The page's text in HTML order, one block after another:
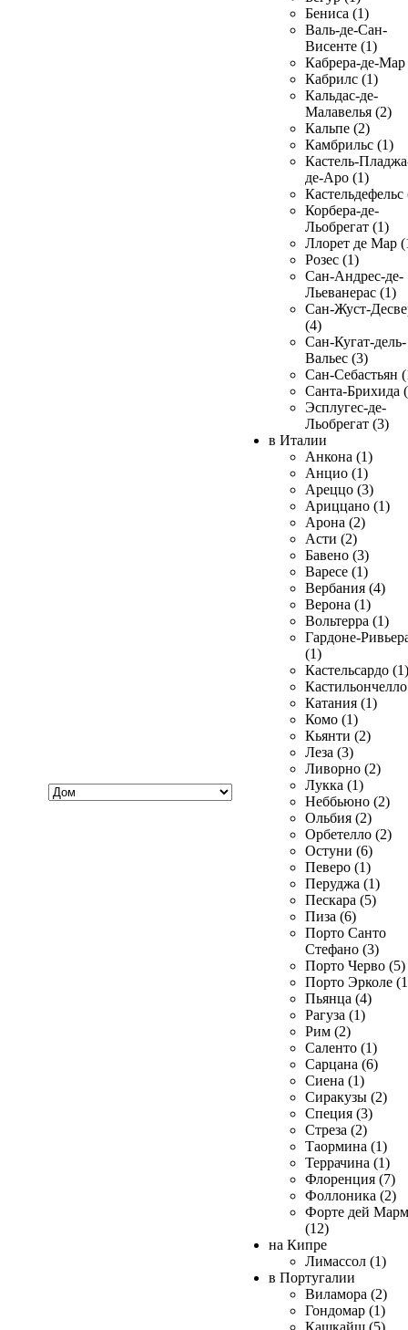
Бениса (1)
Валь-де-Сан-
Висенте (1)
Кабрера-де-Мар
Кабрилс (1)
Кальдас-де-
Малавелья (2)
Кальпе (2)
Камбрильс (1)
Кастель-
де-Аро (1)
Кастельдефельс
Корбера-де-
Льобрегат (1)
Ллорет де Мар
Розес (1)
Сан-Андрес-де-
Льеванерас (1)
Сан-Жуст-
(4)
Сан-Кугат-дель-
Вальес (3)
Сан-Себастьян
Санта-Брихида
Эсплугес-де-
Льобрегат (3)
в Италии
Анкона (1)
Анцио (1)
Ареццо (3)
Ариццано (1)
Арона (2)
Асти (2)
Бавено (3)
Варесе (1)
Вербания (4)
Верона (1)
Вольтерра (1)
Гардоне-
(1)
Кастельсардо (1)
Катания (1)
Комо (1)
Кьянти (2)
Леза (3)
Ливорно (2)
Лукка (1)
Неббьюно (2)
Ольбия (2)
Орбетелло (2)
Остуни (6)
Певеро (1)
Перуджа (1)
Пескара (5)
Пиза (6)
Порто Санто
Стефано (3)
Порто Черво (5)
Порто Эрколе
Пьянца (4)
Рагуза (1)
Рим (2)
Саленто (1)
Сарцана (6)
Сиена (1)
Сиракузы (2)
Специя (3)
Стреза (2)
Таормина (1)
Террачина (1)
Флоренция (7)
Фоллоника (2)
Форте дей
(12)
на Кипре
Лимассол (1)
в Португалии
Виламора (2)
Гондомар (1)
Кашкайш (5)